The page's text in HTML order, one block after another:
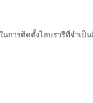
นการติดตั้งไลบรารีที่จำเป็